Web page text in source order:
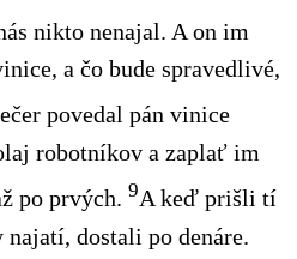
nikto nenajal. A on im
a čo bude spravedlivé,
povedal pán vinice
robotníkov a zaplať im
po prvých. 9A keď prišli tí
najatí, dostali po denáre.